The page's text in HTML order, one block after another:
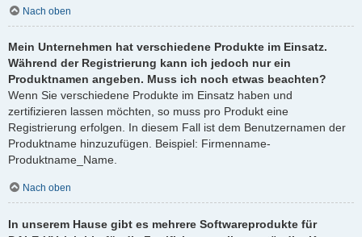
Nach oben
Mein Unternehmen hat verschiedene Produkte im Einsatz.
Während der Registrierung kann ich jedoch nur ein
Produktnamen angeben. Muss ich noch etwas beachten?
Wenn Sie verschiedene Produkte im Einsatz haben und
zertifizieren lassen möchten, so muss pro Produkt eine
Registrierung erfolgen. In diesem Fall ist dem Benutzernamen der
Produktname hinzuzufügen. Beispiel: Firmenname-
Produktname_Name.
Nach oben
In unserem Hause gibt es mehrere Softwareprodukte für